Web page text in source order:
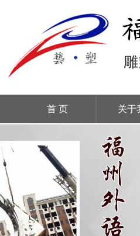
首 页 关于